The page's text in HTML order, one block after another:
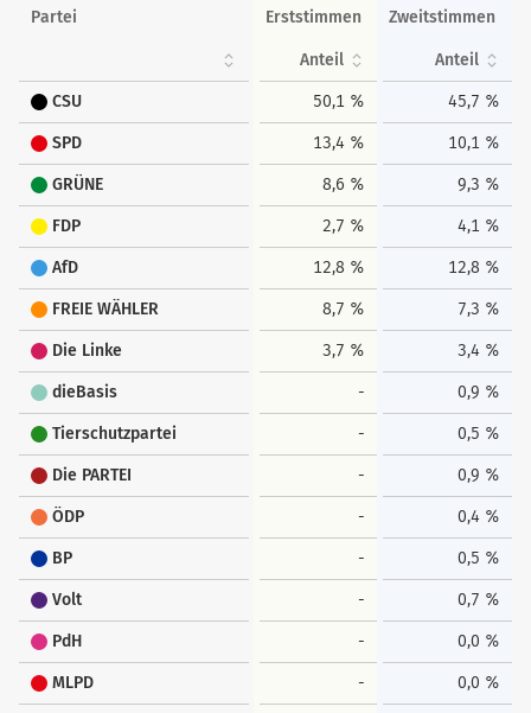
Partei Erststimmen Zweitstimmen
Anteil Anteil
CSU 50,1 % 45,7 %
SPD 13,4 % 10,1 %
GRÜNE 8,6 % 9,3 %
FDP 2,7 % 4,1 %
AfD 12,8 % 12,8 %
FREIE WÄHLER 8,7 % 7,3 %
Die Linke 3,7 % 3,4 %
dieBasis - 0,9 %
Tierschutzpartei - 0,5 %
Die PARTEI - 0,9 %
ÖDP - 0,4 %
BP - 0,5 %
Volt - 0,7 %
PdH - 0,0 %
MLPD - 0,0 %